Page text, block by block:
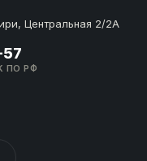
Центральная 2/2А
ПО РФ